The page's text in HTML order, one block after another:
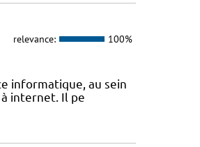
relevance: 100%
informatique, au sein
à internet. Il pe